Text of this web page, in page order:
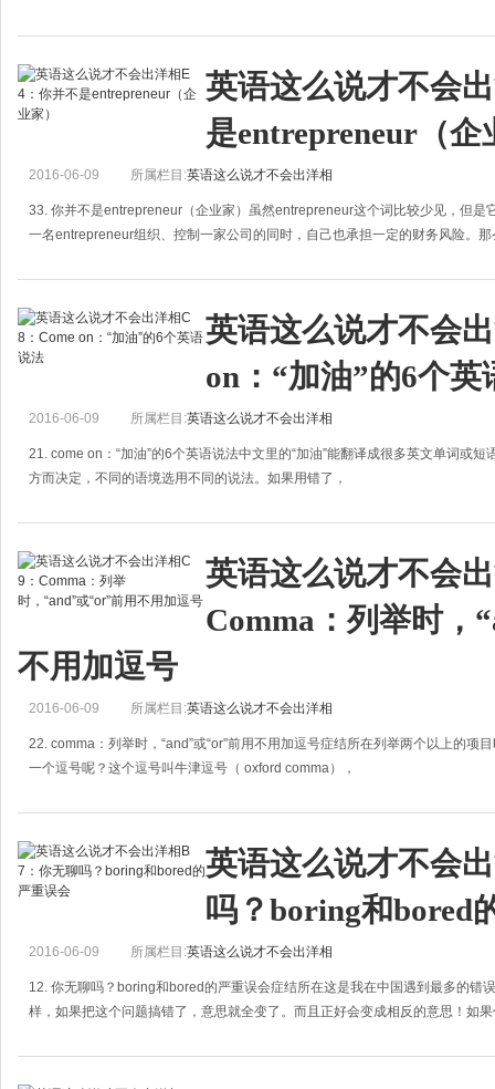
很多时候，Angry Editor在文章中一看
英语这么说才不会
是entrepreneur（企
2016-06-09 所属栏目:英语这么说才不会出洋相
33. 你并不是entrepreneur（企业家）虽然entrepreneur这个词比较少见，但是
一名entrepreneur组织、控制一家公司的同时，自己也承担一定的财务风险。
英语这么说才不会
on：“加油”的6个英
2016-06-09 所属栏目:英语这么说才不会出洋相
21. come on：“加油”的6个英语说法中文里的“加油”能翻译成很多英文单词或
方而决定，不同的语境选用不同的说法。如果用错了，
英语这么说才不会
Comma：列举时，
不用加逗号
2016-06-09 所属栏目:英语这么说才不会出洋相
22. comma：列举时，“and”或“or”前用不用加逗号症结所在列举两个以上的项
一个逗号呢？这个逗号叫牛津逗号（ oxford comma），
英语这么说才不会
吗？boring和bored
2016-06-09 所属栏目:英语这么说才不会出洋相
12. 你无聊吗？boring和bored的严重误会症结所在这是我在中国遇到最多的错
样，如果把这个问题搞错了，意思就全变了。而且正好会变成相反的意思！如